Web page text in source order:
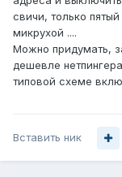
свичи, только
микрухой ....
Можно придумать,
дешевле
типовой схеме
Вставить ник